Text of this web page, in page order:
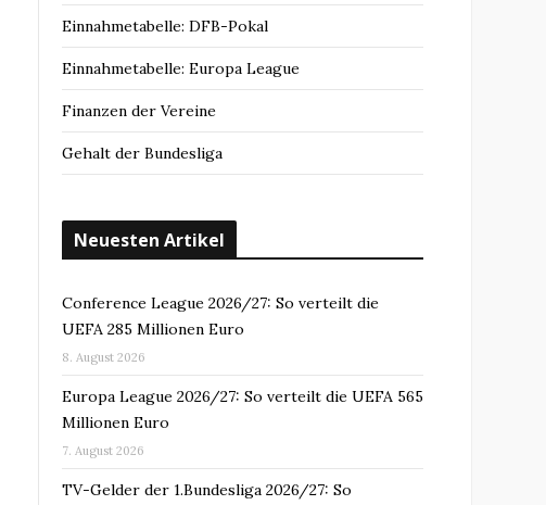
Einnahmetabelle: DFB-Pokal
Einnahmetabelle: Europa League
Finanzen der Vereine
Gehalt der Bundesliga
Neuesten Artikel
Conference League 2026/27: So verteilt die
UEFA 285 Millionen Euro
8. August 2026
Europa League 2026/27: So verteilt die UEFA 565
Millionen Euro
7. August 2026
TV-Gelder der 1.Bundesliga 2026/27: So